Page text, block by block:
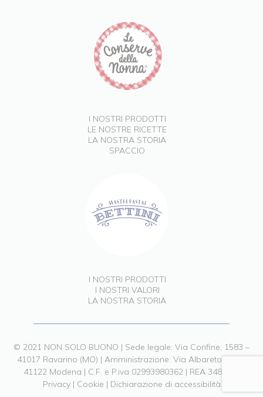
I NOSTRI PRODOTTI
LE NOSTRE RICETTE
LA NOSTRA STORIA
SPACCIO
I NOSTRI PRODOTTI
I NOSTRI VALORI
LA NOSTRA STORIA
© 2021 NON SOLO BUONO | Sede legale: Via Confine, 1583 –
41017 Ravarino (MO) | Amministrazione: Via Albareto, 211 –
41122 Modena | C.F. e P.iva 02993980362 | REA 348903 |
Privacy| Cookie | Dichiarazione di accessibilità